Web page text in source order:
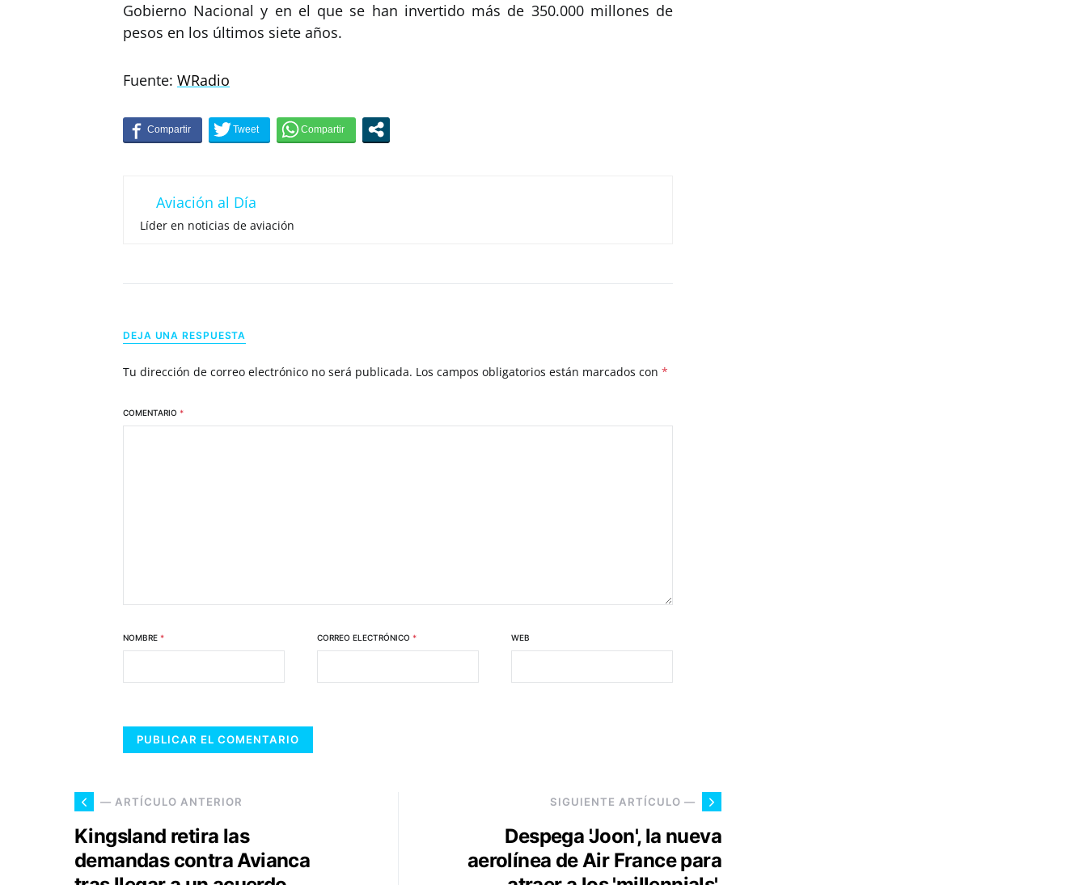
Gobierno Nacional y en el que se han invertido más de 350.000 millones de
pesos en los últimos siete años.
Fuente: WRadio
Aviación al Día
Líder en noticias de aviación
DEJA UNA RESPUESTA
Tu dirección de correo electrónico no será publicada. Los campos obligatorios están marcados con *
COMENTARIO *
NOMBRE * CORREO ELECTRÓNICO * WEB
— ARTÍCULO ANTERIOR
Kingsland retira las
demandas contra Avianca
SIGUIENTE ARTÍCULO —
Despega 'Joon', la nueva
aerolínea de Air France para